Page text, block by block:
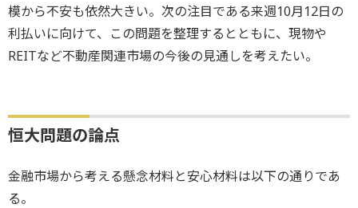
模から不安も依然大きい。次の注目である来週10月12日の
利払いに向けて、この問題を整理するとともに、現物や
REITなど不動産関連市場の今後の見通しを考えたい。
恒大問題の論点
金融市場から考える懸念材料と安心材料は以下の通りであ
る。